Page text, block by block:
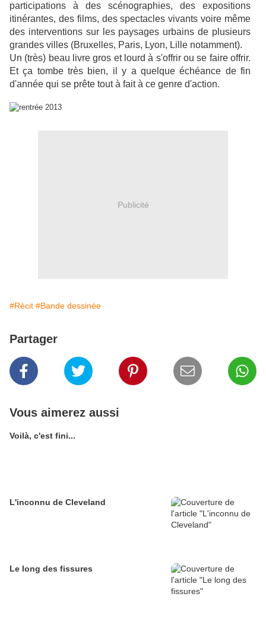
participations à des scénographies, des expositions
itinérantes, des films, des spectacles vivants voire même
des interventions sur les paysages urbains de plusieurs
grandes villes (Bruxelles, Paris, Lyon, Lille notamment).
Un (très) beau livre gros et lourd à s'offrir ou se faire offrir.
Et ça tombe très bien, il y a quelque échéance de fin
d'année qui se prête tout à fait à ce genre d'action.
Publicité
#Récit #Bande dessinée
Partager
Vous aimerez aussi
Voilà, c'est fini...
L'inconnu de Cleveland
Le long des fissures